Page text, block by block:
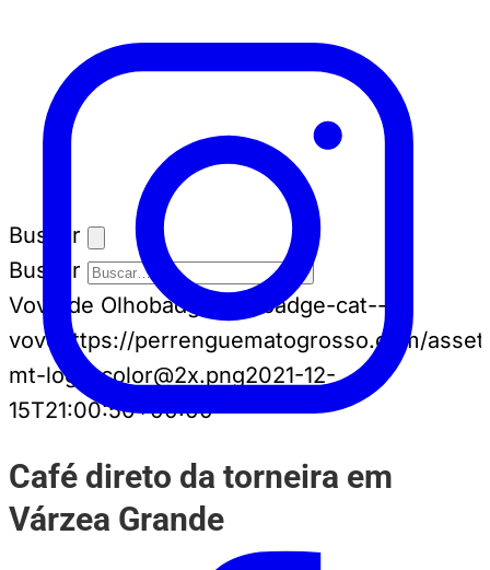
Buscar
Buscar
Vovô de Olhobadge-cat badge-cat--
vovo
https://perrenguematogrosso.com/
mt-logo-color@2x.png2021-12-
15T21:00:50+00:00
Café direto da torneira em
Várzea Grande